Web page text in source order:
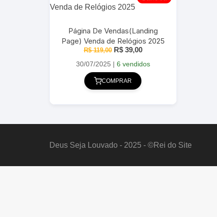
Página De Vendas(Landing
Page) Venda de Relógios 2025
R$119,00 O
original
era:
R$ 119,00.
R$39,00O
atual
30/07/2025 | 6 vendidos
COMPRAR
Deus Seja Louvado - 2025 - ©Rei do Site